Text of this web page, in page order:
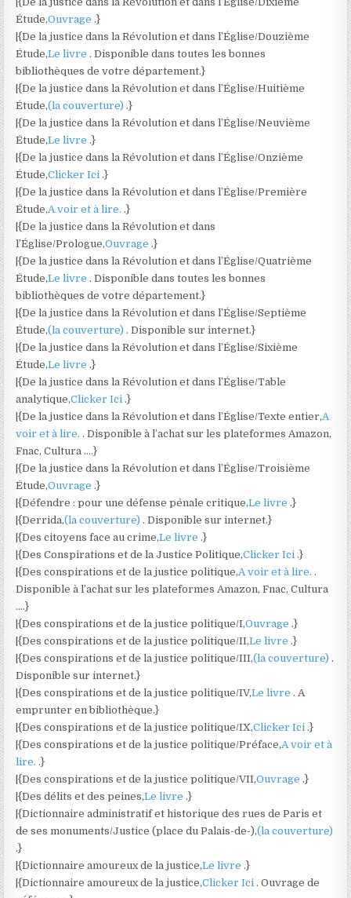
Étude,Ouvrage .}
|{De la justice dans la Révolution et dans l’Église/Douzième
Étude,Le livre . Disponible dans toutes les bonnes
bibliothèques de votre département.}
|{De la justice dans la Révolution et dans l’Église/Huitième
Étude,(la couverture) .}
|{De la justice dans la Révolution et dans l’Église/Neuvième
Étude,Le livre .}
|{De la justice dans la Révolution et dans l’Église/Onzième
Étude,Clicker Ici .}
|{De la justice dans la Révolution et dans l’Église/Première
Étude,A voir et à lire. .}
|{De la justice dans la Révolution et dans
l’Église/Prologue,Ouvrage .}
|{De la justice dans la Révolution et dans l’Église/Quatrième
Étude,Le livre . Disponible dans toutes les bonnes
bibliothèques de votre département.}
|{De la justice dans la Révolution et dans l’Église/Septième
Étude,(la couverture) . Disponible sur internet.}
|{De la justice dans la Révolution et dans l’Église/Sixième
Étude,Le livre .}
|{De la justice dans la Révolution et dans l’Église/Table
analytique,Clicker Ici .}
|{De la justice dans la Révolution et dans l’Église/Texte entier,A
voir et à lire. . Disponible à l’achat sur les plateformes Amazon,
Fnac, Cultura ….}
|{De la justice dans la Révolution et dans l’Église/Troisième
Étude,Ouvrage .}
|{Défendre : pour une défense pénale critique,Le livre .}
|{Derrida,(la couverture) . Disponible sur internet.}
|{Des citoyens face au crime,Le livre .}
|{Des Conspirations et de la Justice Politique,Clicker Ici .}
|{Des conspirations et de la justice politique,A voir et à lire. .
Disponible à l’achat sur les plateformes Amazon, Fnac, Cultura
….}
|{Des conspirations et de la justice politique/I,Ouvrage .}
|{Des conspirations et de la justice politique/II,Le livre .}
|{Des conspirations et de la justice politique/III,(la couverture) .
Disponible sur internet.}
|{Des conspirations et de la justice politique/IV,Le livre . A
emprunter en bibliothèque.}
|{Des conspirations et de la justice politique/IX,Clicker Ici .}
|{Des conspirations et de la justice politique/Préface,A voir et à
lire. .}
|{Des conspirations et de la justice politique/VII,Ouvrage .}
|{Des délits et des peines,Le livre .}
|{Dictionnaire administratif et historique des rues de Paris et
de ses monuments/Justice (place du Palais-de-),(la couverture)
.}
|{Dictionnaire amoureux de la justice,Le livre .}
|{Dictionnaire amoureux de la justice,Clicker Ici . Ouvrage de